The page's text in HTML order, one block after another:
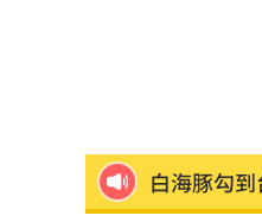
白海豚勾